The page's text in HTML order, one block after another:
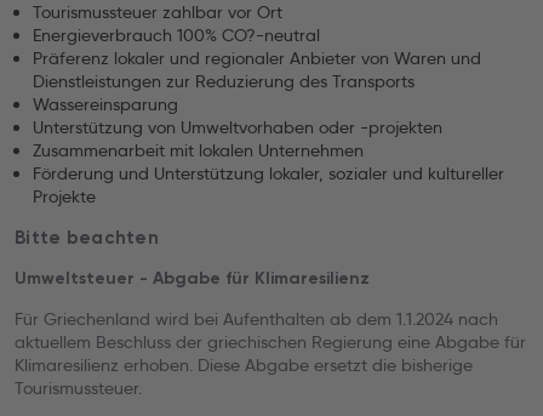
Tourismussteuer zahlbar vor Ort
Energieverbrauch 100% CO?-neutral
Präferenz lokaler und regionaler Anbieter von Waren und
Dienstleistungen zur Reduzierung des Transports
Wassereinsparung
Unterstützung von Umweltvorhaben oder -projekten
Zusammenarbeit mit lokalen Unternehmen
Förderung und Unterstützung lokaler, sozialer und kultureller
Projekte
Bitte beachten
Umweltsteuer - Abgabe für Klimaresilienz
Für Griechenland wird bei Aufenthalten ab dem 1.1.2024 nach
aktuellem Beschluss der griechischen Regierung eine Abgabe für
Klimaresilienz erhoben. Diese Abgabe ersetzt die bisherige
Tourismussteuer.